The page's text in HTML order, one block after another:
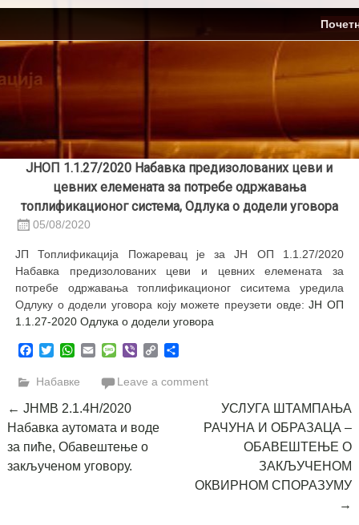
Skip
content
ЈНОП 1.1.27/2020 Набавка предизолованих цеви и
цевних елемената за потребе одржавања
топлификационог система, Одлука о додели уговора
05/08/2020
ЈП Топлификација Пожаревац је за ЈН ОП 1.1.27/2020
Набавка предизолованих цеви и цевних елемената за
потребе одржавања топлификационог сиситема уредила
Одлуку о додели уговора коју можете преузети овде:JН ОП
1.1.27-2020 Одлука о додели уговора
Facebook
TwitterWhatsApp
EmailMessage
ViberCopy
Набавке Leave a comment
Post
navigation
← ЈНМВ 2.1.4Н/2020
Набавка аутомата и воде
за пиће, Обавештење о
закљученом уговору.
УСЛУГА ШТАМПАЊА
РАЧУНА И ОБРАЗАЦА –
ОБАВЕШТЕЊЕ О
ЗАКЉУЧЕНОМ
ОКВИРНОМ СПОРАЗУМУ
→